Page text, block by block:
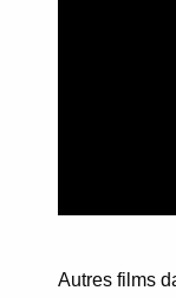
Autres films